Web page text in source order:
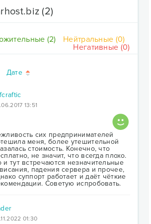
(2)
(2)
Нейтральные (0)
Негативные (0)
Дате
13:51
сих предпринимателей
меня, более утешительной
стоимость. Конечно, что
не значит, что всегда плохо.
и тут встречаются незначительные
падения сервера и прочее,
суппорт работает и даёт чёткие
Советую испробовать.
01:30